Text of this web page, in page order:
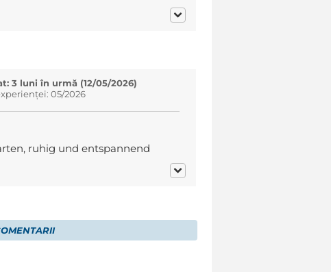
3 luni în urmă (12/05/2026)
05/2026
ruhig und entspannend